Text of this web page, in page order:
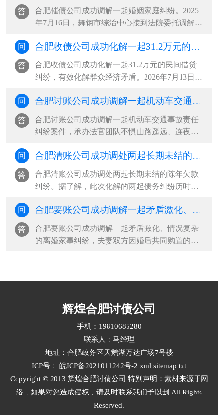
车辆受损。一场车祸牵出两起纠纷。一是车辆租
赁合同纠纷：车辆出租方多次上门···
答
合肥催债公司成功调解一起婚姻家庭纠纷。2025
年7月16日，舞钢市综治中心接到法院委托调解一
婚后共同生育一女，双方长期因财务分配、生活
琐事频繁争吵，夫妻感情日渐淡薄，矛盾持续升
级，女方最终向法院递交离婚诉讼···
问 合肥收债公司成功化解一起31.2万元的民间借贷纠纷，有效化解群众经济矛盾
答
合肥收债公司成功化解一起31.2万元的民间借贷
纠纷，有效化解群众经济矛盾。2026年7月13日，
动到托里县综治中心司法局人民调解窗口申请调
解。经查，2026年7月1日，被申请人因资金周转
困难，向申请人借款312000元，并···
问 合肥讨账公司成功调解一起机动车交通事故责任纠纷案件，承办法官团队不惧山路遥远、连夜上门收取赔偿款
答
合肥讨账公司成功调解一起机动车交通事故责任
纠纷案件，承办法官团队不惧山路遥远、连夜上
纠纷，案件受理后，承办法官多方查找，始终未
尚有调和空间，办案人员持续开展···
问 合肥清账公司成功调处两起长期未结的陈年欠款纠纷
答
合肥清账公司成功调处两起长期未结的陈年欠款
纠纷。据了解，此次化解的两起债务纠纷历时久
双方各执己见、僵持不下，多年来自行协商终未
能达成一致意见，长期悬而未决的矛盾，不仅让
当事群众身心困扰、生活受扰，也···
问 合肥要账公司成功调解一起矛盾激化、情况复杂的离婚家事纠纷，夫妻双方因婚后共同购置的房屋、车位产权分配，以及两名未成年子女抚养权归属问题
答
合肥要账公司成功调解一起矛盾激化、情况复杂
的离婚家事纠纷，夫妻双方因婚后共同购置的房
辉煌合肥讨债公司
手机：19810685280
联系人：马经理
地址：合肥政务区天鹅湖万达广场7号楼
ICP号：
皖ICP备2021011242号-2 xml sitemap txt
Copyright © 2013 辉煌合肥讨债公司 特别声明：素材来源于网
络，如果对您造成侵权，请及时联系我们予以删 All Rights
Reserved.